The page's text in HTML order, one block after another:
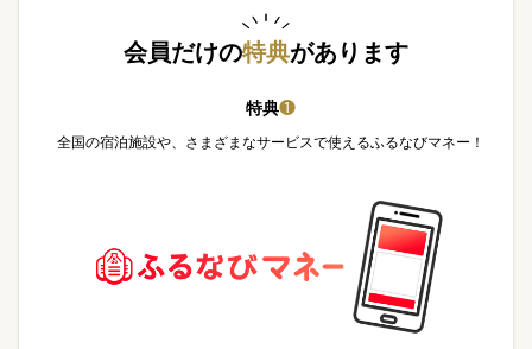
会員だけの特典があります
特典❶
全国の宿泊施設や、さまざまなサービスで使えるふるなびマネー！